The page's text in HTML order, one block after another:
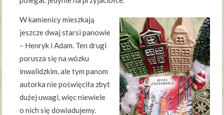
W kamienicy mieszkają
jeszcze dwaj starsi panowie
– Henryk i Adam. Ten drugi
porusza się na wózku
inwalidzkim, ale tym panom
autorka nie poświęciła zbyt
dużej uwagi, więc niewiele
o nich się dowiadujemy.